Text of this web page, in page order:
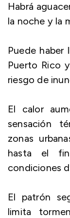
Habrá
la noche y la
Puede
Puerto Rico
riesgo de
El calor
sensación
zonas
hasta el
condiciones
El patrón
limita